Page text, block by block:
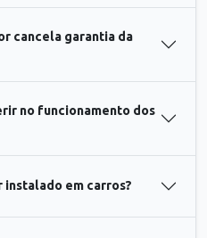
cancela garantia da
no funcionamento dos
instalado em carros?